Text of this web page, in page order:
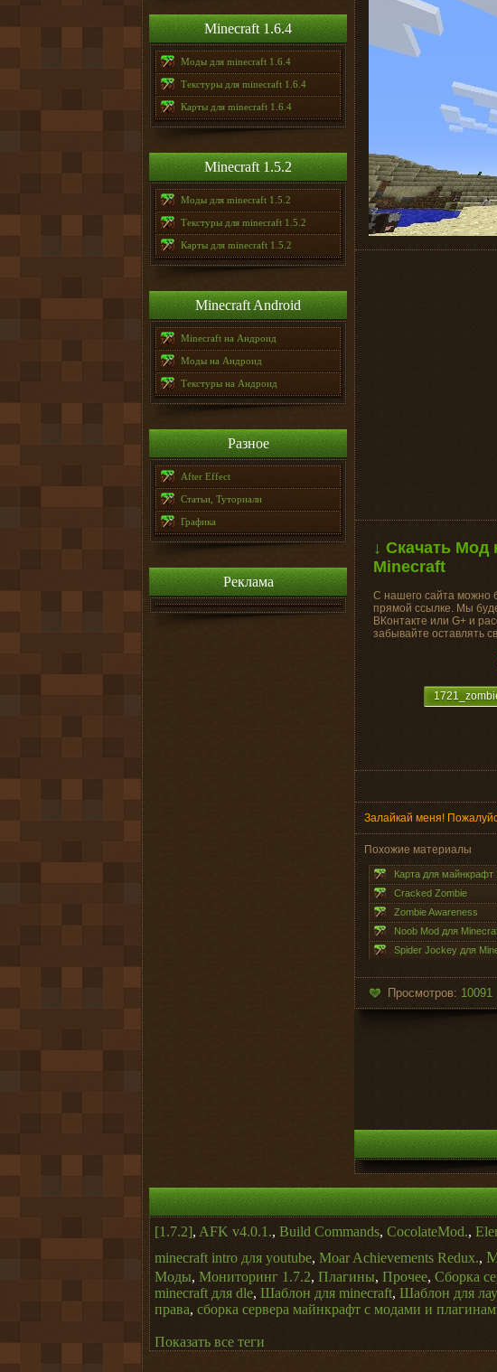
Minecraft 1.6.4
Моды для minecraft 1.6.4
Текстуры для minecraft 1.6.4
Карты для minecraft 1.6.4
Minecraft 1.5.2
Моды для minecraft 1.5.2
Текстуры для minecraft 1.5.2
Карты для minecraft 1.5.2
Minecraft Android
Minecraft на Андроид
Моды на Андроид
Текстуры на Андроид
Разное
After Effect
Статьи, Туториали
Графика
Реклама
↓ Скачать Мод
Minecraft
С нашего сайта можно
прямой ссылке. Мы
ВКонтакте или G+ и
забывайте оставлять
Залайкай меня!
Похожие материалы
Карта для майнкрафт
Cracked Zombie
Zombie Awareness
Noob Mod для
Spider Jockey для
Просмотров: 10091
[1.7.2], AFK v4.0.1., Build Commands, CocolateMod.,
minecraft intro для youtube, Moar Achievements Redux.,
Моды, Мониторинг 1.7.2, Плагины, Прочее, Сборка
minecraft для dle, Шаблон для minecraft, Шаблон для
права, сборка сервера майнкрафт с модами и
Показать все теги